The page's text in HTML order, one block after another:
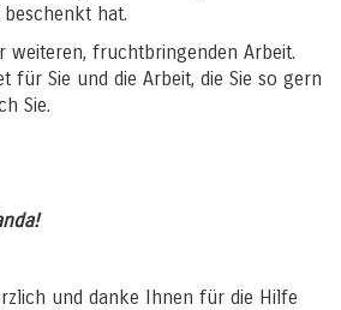
beschenkt hat.
weiteren, fruchtbringenden Arbeit.
für Sie und die Arbeit, die Sie so gern
Sie.
und danke Ihnen für die Hilfe